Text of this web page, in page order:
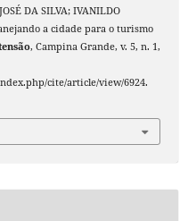
DA SILVA; IVANILDO
a cidade para o turismo
, Campina Grande, v. 5, n. 1,
cite/article/view/6924.